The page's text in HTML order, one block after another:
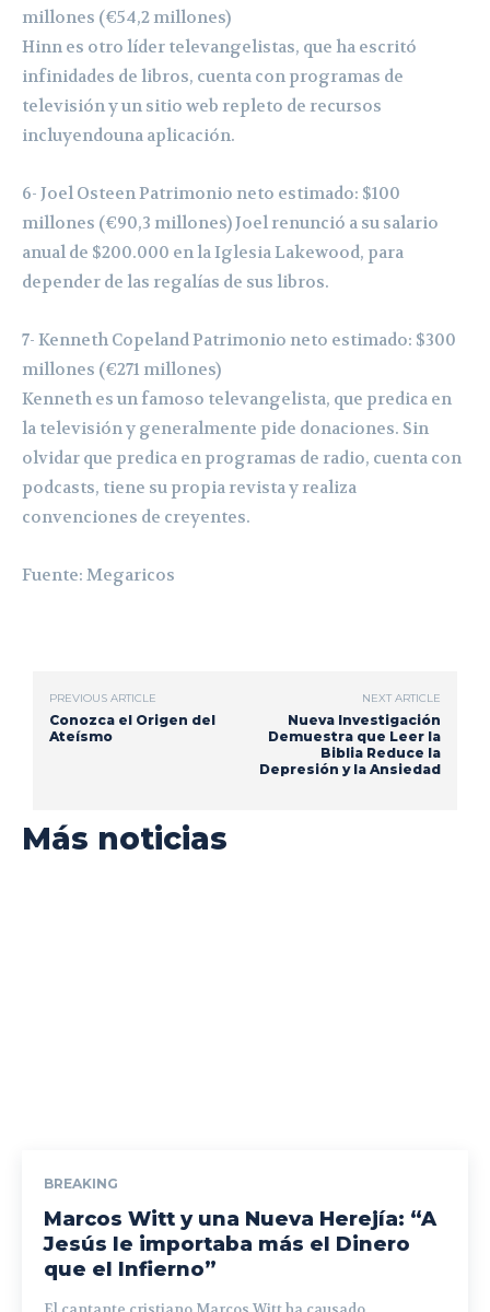
millones (€54,2 millones)
Hinn es otro líder televangelistas, que ha escritó
infinidades de libros, cuenta con programas de
televisión y un sitio web repleto de recursos
incluyendouna aplicación.
6- Joel Osteen Patrimonio neto estimado: $100
millones (€90,3 millones) Joel renunció a su salario
anual de $200.000 en la Iglesia Lakewood, para
depender de las regalías de sus libros.
7- Kenneth Copeland Patrimonio neto estimado: $300
millones (€271 millones)
Kenneth es un famoso televangelista, que predica en
la televisión y generalmente pide donaciones. Sin
olvidar que predica en programas de radio, cuenta con
podcasts, tiene su propia revista y realiza
convenciones de creyentes.
Fuente: Megaricos
PREVIOUS ARTICLE
Conozca el Origen del
Ateísmo
NEXT ARTICLE
Nueva Investigación
Demuestra que Leer la
Biblia Reduce la
Depresión y la Ansiedad
Más noticias
BREAKING
Marcos Witt y una Nueva Herejía: “A
Jesús le importaba más el Dinero
que el Infierno”